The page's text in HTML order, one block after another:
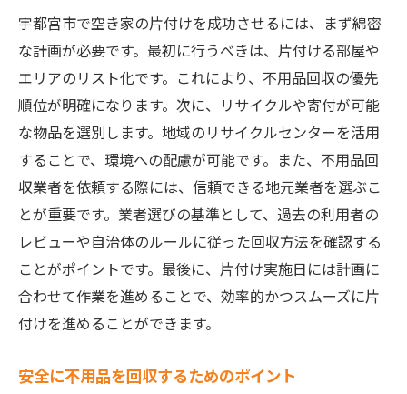
宇都宮市で空き家の片付けを成功させるには、まず綿密
な計画が必要です。最初に行うべきは、片付ける部屋や
エリアのリスト化です。これにより、不用品回収の優先
順位が明確になります。次に、リサイクルや寄付が可能
な物品を選別します。地域のリサイクルセンターを活用
することで、環境への配慮が可能です。また、不用品回
収業者を依頼する際には、信頼できる地元業者を選ぶこ
とが重要です。業者選びの基準として、過去の利用者の
レビューや自治体のルールに従った回収方法を確認する
ことがポイントです。最後に、片付け実施日には計画に
合わせて作業を進めることで、効率的かつスムーズに片
付けを進めることができます。
安全に不用品を回収するためのポイント